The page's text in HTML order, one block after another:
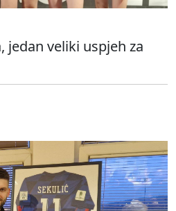
jedan veliki uspjeh za